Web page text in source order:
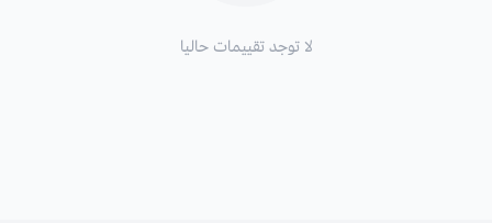
لا توجد تقييمات حاليا